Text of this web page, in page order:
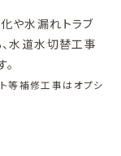
や水漏れトラブ
水道水切替工事
等補修工事はオプシ